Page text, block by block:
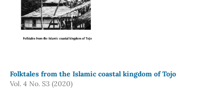
Folktales from the Islamic coastal kingdom of Tojo
Vol. 4 No. S3 (2020)